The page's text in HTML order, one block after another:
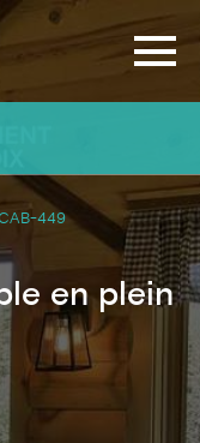
449
en plein